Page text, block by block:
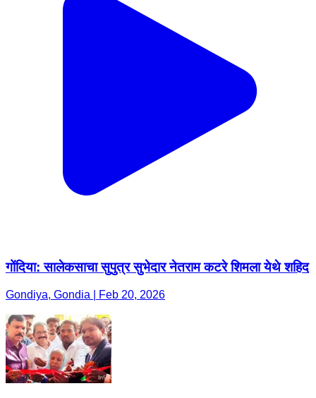
गोंदिया: सालेकसाचा सुपुत्र सुभेदार नेतराम कटरे शिमला येथे शहिद
Gondiya, Gondia | Feb 20, 2026